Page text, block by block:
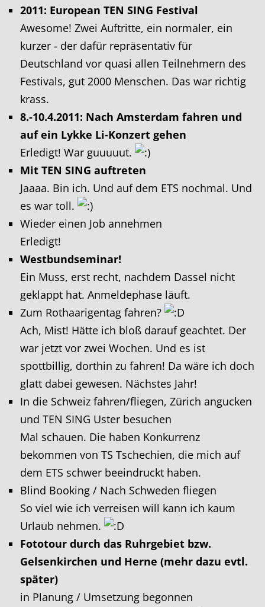
2011: European TEN SING Festival
Awesome! Zwei Auftritte, ein normaler, ein
kurzer - der dafür repräsentativ für
Deutschland vor quasi allen Teilnehmern des
Festivals, gut 2000 Menschen. Das war richtig
krass.
8.-10.4.2011: Nach Amsterdam fahren und
auf ein Lykke Li-Konzert gehen
Erledigt! War guuuuut.
Mit TEN SING auftreten
Jaaaa. Bin ich. Und auf dem ETS nochmal. Und
es war toll.
Wieder einen Job annehmen
Erledigt!
Westbundseminar!
Ein Muss, erst recht, nachdem Dassel nicht
geklappt hat. Anmeldephase läuft.
Zum Rothaarigentag fahren?
Ach, Mist! Hätte ich bloß darauf geachtet. Der
war jetzt vor zwei Wochen. Und es ist
spottbillig, dorthin zu fahren! Da wäre ich doch
glatt dabei gewesen. Nächstes Jahr!
In die Schweiz fahren/fliegen, Zürich angucken
und TEN SING Uster besuchen
Mal schauen. Die haben Konkurrenz
bekommen von TS Tschechien, die mich auf
dem ETS schwer beeindruckt haben.
Blind Booking / Nach Schweden fliegen
So viel wie ich verreisen will kann ich kaum
Urlaub nehmen.
Fototour durch das Ruhrgebiet bzw.
Gelsenkirchen und Herne (mehr dazu evtl.
später)
in Planung / Umsetzung begonnen